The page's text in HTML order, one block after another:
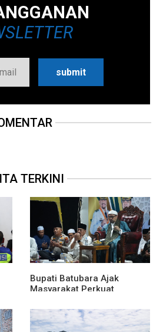
TERKINI
Bupati Batubara Ajak
Masyarakat Perkuat
Rasulullah